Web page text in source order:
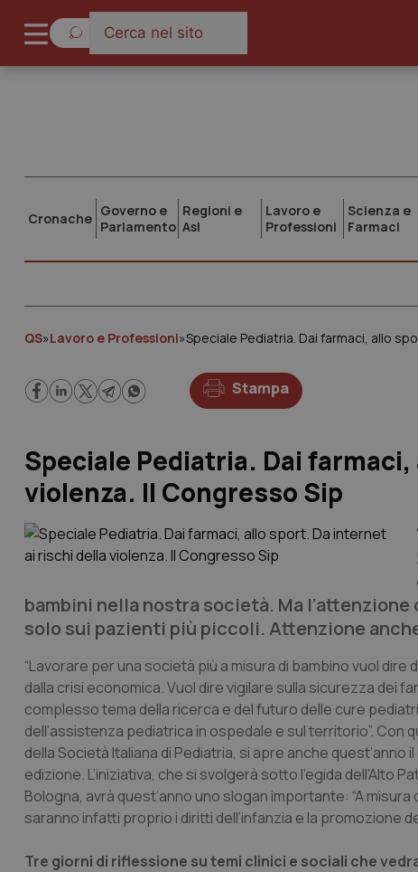
Cronache Governo e
Parlamento
Regioni e
Asl
Lavoro e
Professioni
Scienza e
Farmaci
QS»Lavoro e Professioni»Speciale Pediatria. Dai farmaci, allo
Stampa
Speciale Pediatria. Dai
violenza. Il Congresso Sip
bambini nella nostra società. Ma
solo sui pazienti più piccoli. Attenzione
“Lavorare per una società più a misura di bambino vuol
dalla crisi economica. Vuol dire vigilare sulla sicurezza dei
complesso tema della ricerca e del futuro delle cure
dell’assistenza pediatrica in ospedale e sul territorio”. Con
della Società Italiana di Pediatria, si apre anche
edizione. L’iniziativa, che si svolgerà sotto l'egida dell'Alto
Bologna, avrà quest’anno uno slogan importante: “A
saranno infatti proprio i diritti dell’infanzia e la promozione
Tre giorni di riflessione su temi clinici e sociali che